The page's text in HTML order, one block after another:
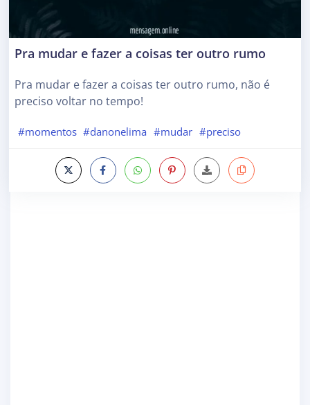
Pra mudar e fazer a coisas ter outro rumo
Pra mudar e fazer a coisas ter outro rumo, não é
preciso voltar no tempo!
#momentos #danonelima #mudar #preciso